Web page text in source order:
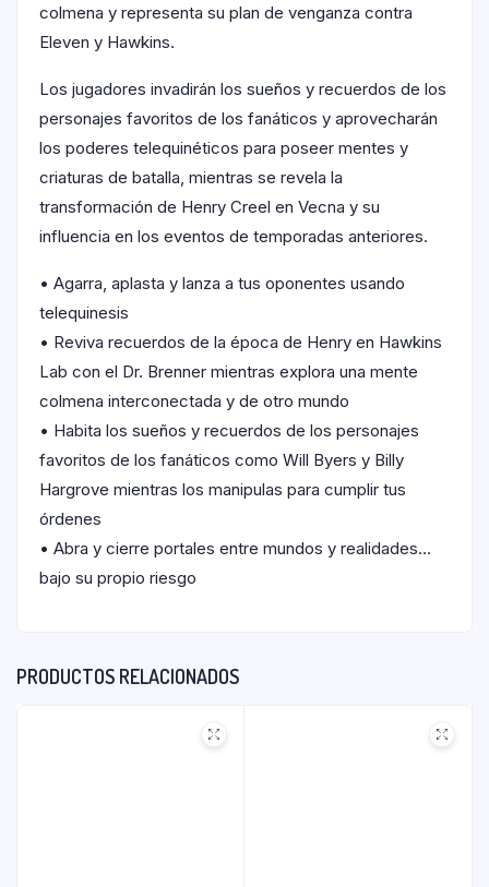
colmena y representa su plan de venganza contra
Eleven y Hawkins.
Los jugadores invadirán los sueños y recuerdos de los
personajes favoritos de los fanáticos y aprovecharán
los poderes telequinéticos para poseer mentes y
criaturas de batalla, mientras se revela la
transformación de Henry Creel en Vecna y su
influencia en los eventos de temporadas anteriores.
• Agarra, aplasta y lanza a tus oponentes usando
telequinesis
• Reviva recuerdos de la época de Henry en Hawkins
Lab con el Dr. Brenner mientras explora una mente
colmena interconectada y de otro mundo
• Habita los sueños y recuerdos de los personajes
favoritos de los fanáticos como Will Byers y Billy
Hargrove mientras los manipulas para cumplir tus
órdenes
• Abra y cierre portales entre mundos y realidades…
bajo su propio riesgo
PRODUCTOS RELACIONADOS